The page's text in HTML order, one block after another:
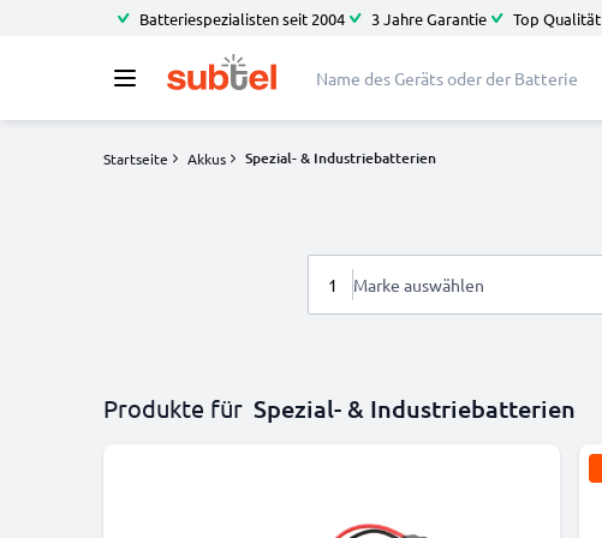
Batteriespezialisten seit 2004 3 Jahre Garantie Top Qualität
Startseite Akkus Spezial- & Industriebatterien
1 Marke auswählen
Produkte für Spezial- & Industriebatterien